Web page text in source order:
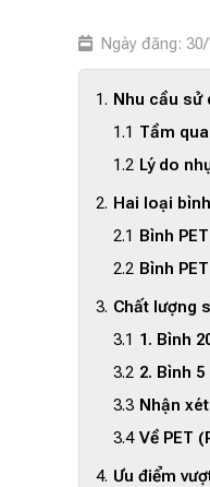
Ngày đăng:
Nhu cầu sử
Tầm
Lý do
Hai loại
Bình
Bình
Chất lượng
1. Bình
2. Bình
Nhận
Về PET
Ưu điểm